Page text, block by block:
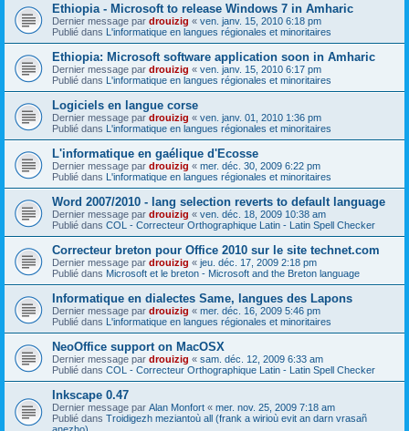
Ethiopia - Microsoft to release Windows 7 in Amharic
Dernier message par drouizig « ven. janv. 15, 2010 6:18 pm
Publié dans L'informatique en langues régionales et minoritaires
Ethiopia: Microsoft software application soon in Amharic
Dernier message par drouizig « ven. janv. 15, 2010 6:17 pm
Publié dans L'informatique en langues régionales et minoritaires
Logiciels en langue corse
Dernier message par drouizig « ven. janv. 01, 2010 1:36 pm
Publié dans L'informatique en langues régionales et minoritaires
L'informatique en gaélique d'Ecosse
Dernier message par drouizig « mer. déc. 30, 2009 6:22 pm
Publié dans L'informatique en langues régionales et minoritaires
Word 2007/2010 - lang selection reverts to default language
Dernier message par drouizig « ven. déc. 18, 2009 10:38 am
Publié dans COL - Correcteur Orthographique Latin - Latin Spell Checker
Correcteur breton pour Office 2010 sur le site technet.com
Dernier message par drouizig « jeu. déc. 17, 2009 2:18 pm
Publié dans Microsoft et le breton - Microsoft and the Breton language
Informatique en dialectes Same, langues des Lapons
Dernier message par drouizig « mer. déc. 16, 2009 5:46 pm
Publié dans L'informatique en langues régionales et minoritaires
NeoOffice support on MacOSX
Dernier message par drouizig « sam. déc. 12, 2009 6:33 am
Publié dans COL - Correcteur Orthographique Latin - Latin Spell Checker
Inkscape 0.47
Dernier message par Alan Monfort « mer. nov. 25, 2009 7:18 am
Publié dans Troidigezh meziantoù all (frank a wirioù evit an darn vrasañ
anezho)